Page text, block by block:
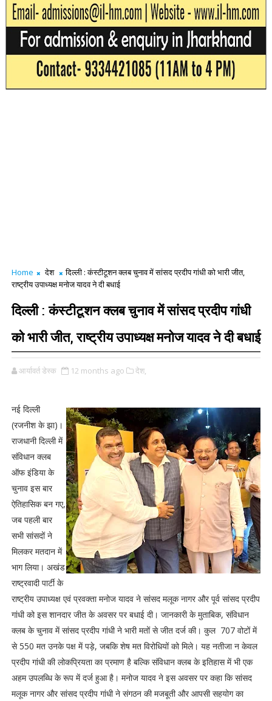
Home देश
दिल्ली : कंस्टीटूशन क्लब चुनाव में सांसद प्रदीप गांधी को भारी जीत,
राष्ट्रीय उपाध्यक्ष मनोज यादव ने दी बधाई
दिल्ली : कंस्टीटूशन क्लब चुनाव में सांसद प्रदीप गांधी
को भारी जीत, राष्ट्रीय उपाध्यक्ष मनोज यादव ने दी बधाई
आर्यावर्त डेस्क 12 months ago देश,
नई दिल्ली
(रजनीश के झा)।
राजधानी दिल्ली में
संविधान क्लब
ऑफ इंडिया के
चुनाव इस बार
ऐतिहासिक बन गए,
जब पहली बार
सभी सांसदों ने
मिलकर मतदान में
भाग लिया। अखंड
राष्ट्रवादी पार्टी के
राष्ट्रीय उपाध्यक्ष एवं प्रवक्ता मनोज यादव ने सांसद मलूक नागर और पूर्व सांसद प्रदीप
गांधी को इस शानदार जीत के अवसर पर बधाई दी। जानकारी के मुताबिक, संविधान
क्लब के चुनाव में सांसद प्रदीप गांधी ने भारी मतों से जीत दर्ज की। कुल 707 वोटों में
से 550 मत उनके पक्ष में पड़े, जबकि शेष मत विरोधियों को मिले। यह नतीजा न केवल
प्रदीप गांधी की लोकप्रियता का प्रमाण है बल्कि संविधान क्लब के इतिहास में भी एक
अहम उपलब्धि के रूप में दर्ज हुआ है। मनोज यादव ने इस अवसर पर कहा कि सांसद
मलूक नागर और सांसद प्रदीप गांधी ने संगठन की मजबूती और आपसी सहयोग का